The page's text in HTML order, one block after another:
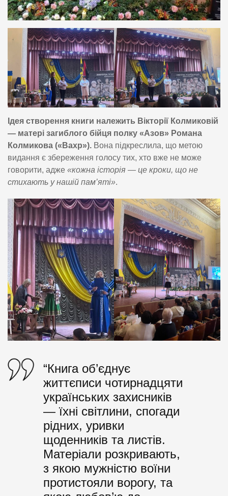
Ідея створення книги належить Вікторії Колмиковій
— матері загиблого бійця полку «Азов» Романа
Колмикова («Вахр»). Вона підкреслила, що метою
видання є збереження голосу тих, хто вже не може
говорити, адже «кожна історія — це кроки, що не
стихають у нашій пам’яті».
“Книга об’єднує
життєписи чотирнадцяти
українських захисників
— їхні світлини, спогади
рідних, уривки
щоденників та листів.
Матеріали розкривають,
з якою мужністю воїни
протистояли ворогу, та